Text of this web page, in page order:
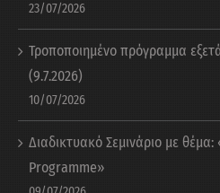
23/07/2026
Τροποποιημένο πρόγραμμα
(9.7.2026)
10/07/2026
Διαδικτυακό Σεμινάριο με
Programme»